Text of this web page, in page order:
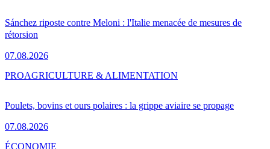
Sánchez riposte contre Meloni : l'Italie menacée de mesures de
rétorsion
07.08.2026
Poulets, bovins et ours polaires : la grippe aviaire se propage
07.08.2026
PROAGRICULTURE & ALIMENTATION
ÉCONOMIE